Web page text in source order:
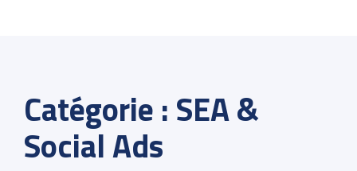
Catégorie :SEA &
Social Ads